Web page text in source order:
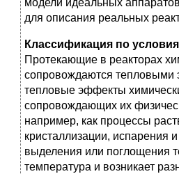
модели идеальных
для описания ре­альных
Классификация по
Протекающие в реакторах
сопровождаются тепловыми
тепловые эффекты
сопровождающих их
например, как процессы
кристаллизации, испарения
выделения или поглощения
температура и возникает